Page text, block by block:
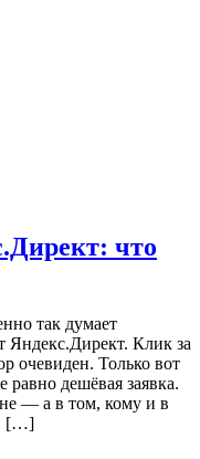
что
так думает
Яндекс.Директ. Клик за
очевиден. Только вот
дешёвая заявка.
— а в том, кому и в
[…]